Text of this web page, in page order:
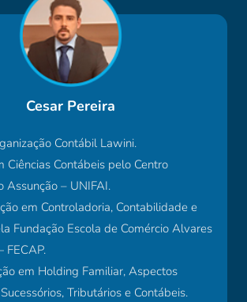
Cesar Pereira
Contábil Lawini.
Ciências Contábeis pelo Centro
Assunção – UNIFAI.
em Controladoria, Contabilidade e
Fundação Escola de Comércio Alvares
em Holding Familiar, Aspectos
Tributários e Contábeis.